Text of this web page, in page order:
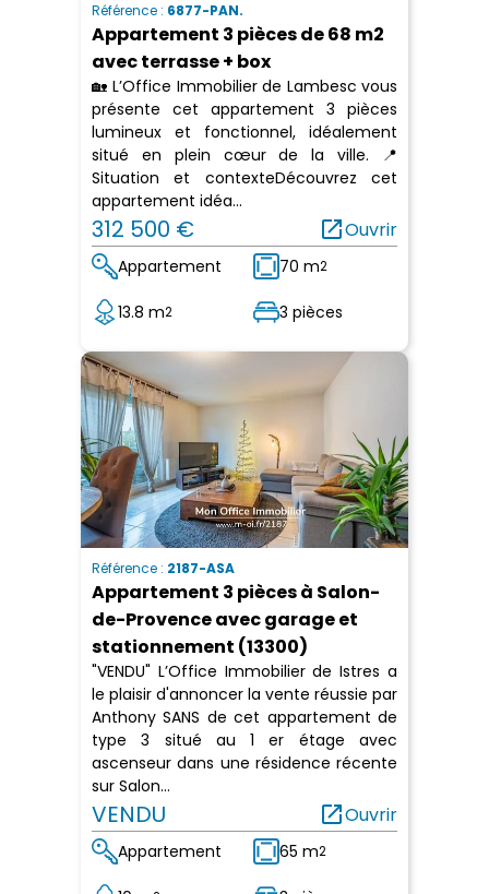
Référence : 6877-PAN.
Appartement 3 pièces de 68 m2
avec terrasse + box
🏡 L’Office Immobilier de Lambesc vous
présente cet appartement 3 pièces
lumineux et fonctionnel, idéalement
situé en plein cœur de la ville. 📍
Situation et contexteDécouvrez cet
appartement idéa...
312 500 € open_in_newOuvrir
Appartement 70 m2
13.8 m2 3 pièces
Référence : 2187-ASA
Appartement 3 pièces à Salon-
de-Provence avec garage et
stationnement (13300)
"VENDU" L’Office Immobilier de Istres a
le plaisir d'annoncer la vente réussie par
Anthony SANS de cet appartement de
type 3 situé au 1 er étage avec
ascenseur dans une résidence récente
sur Salon...
VENDU open_in_newOuvrir
Appartement 65 m2